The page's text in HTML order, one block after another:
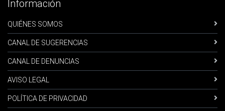
Información
QUIÉNES SOMOS
CANAL DE SUGERENCIAS
CANAL DE DENUNCIAS
AVISO LEGAL
POLÍTICA DE PRIVACIDAD